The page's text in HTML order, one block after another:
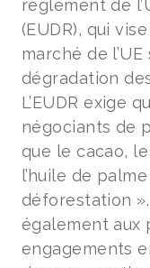
règlement de
(EUDR), qui
marché de
dégradation
L’EUDR exige
négociants de
que le cacao,
l’huile de
déforestation
également aux
engagements